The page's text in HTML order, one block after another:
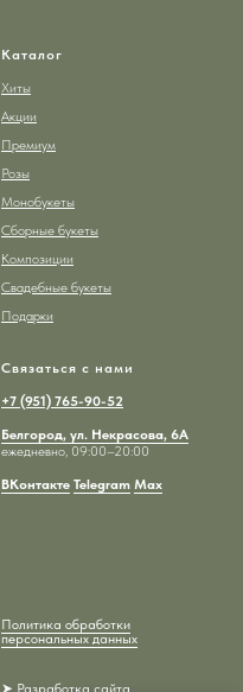
Каталог
Хиты
Акции
Премиум
Розы
Монобукеты
Сборные букеты
Композиции
Свадебные букеты
Подарки
Связаться с нами
+7 (951) 765-90-52
Белгород, ул. Некрасова, 6А
ежедневно, 09:00–20:00
ВКонтакте Telegram Max
Политика обработки
персональных данных
➤ Разработка сайта